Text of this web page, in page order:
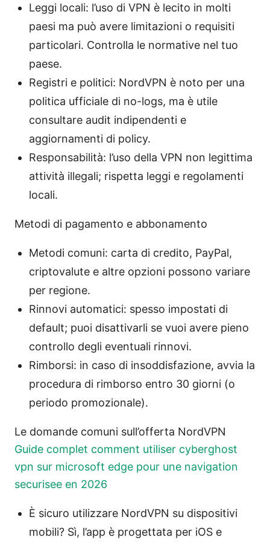
Leggi locali: l’uso di VPN è lecito in molti
paesi ma può avere limitazioni o requisiti
particolari. Controlla le normative nel tuo
paese.
Registri e politici: NordVPN è noto per una
politica ufficiale di no-logs, ma è utile
consultare audit indipendenti e
aggiornamenti di policy.
Responsabilità: l’uso della VPN non legittima
attività illegali; rispetta leggi e regolamenti
locali.
Metodi di pagamento e abbonamento
Metodi comuni: carta di credito, PayPal,
criptovalute e altre opzioni possono variare
per regione.
Rinnovi automatici: spesso impostati di
default; puoi disattivarli se vuoi avere pieno
controllo degli eventuali rinnovi.
Rimborsi: in caso di insoddisfazione, avvia la
procedura di rimborso entro 30 giorni (o
periodo promozionale).
Le domande comuni sull’offerta NordVPN
Guide complet comment utiliser cyberghost
vpn sur microsoft edge pour une navigation
securisee en 2026
È sicuro utilizzare NordVPN su dispositivi
mobili? Sì, l’app è progettata per iOS e